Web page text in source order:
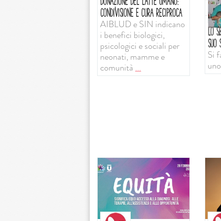
CONDIVISIONE E CURA RECIPROCA
AIBLUD e SIN indicano
i benefici biologici,
psicologici e sociali per
neonati, mamme e
comunità ...
LO
SUO
Si